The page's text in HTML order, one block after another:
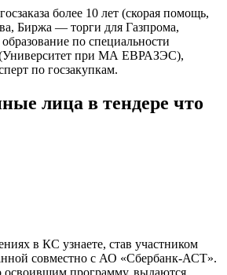
более 10 лет (скорая помощь,
Биржа — торги для Газпрома,
по специальности
при МА ЕВРАЗЭС),
по госзакупкам.
лица в тендере что
в КС узнаете, став участником
совместно с АО «Сбербанк-АСТ».